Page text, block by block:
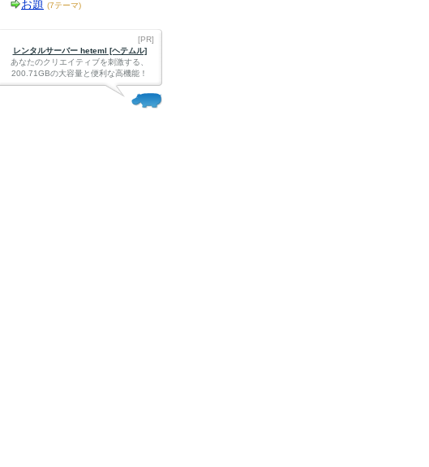
お題 (7テーマ)
[PR]
レンタルサーバー heteml [ヘテムル]
あなたのクリエイティブを刺激する、
200.71GBの大容量と便利な高機能！